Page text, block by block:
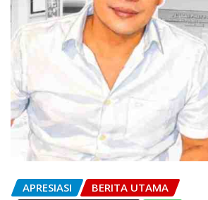
APRESIASI
BERITA UTAMA